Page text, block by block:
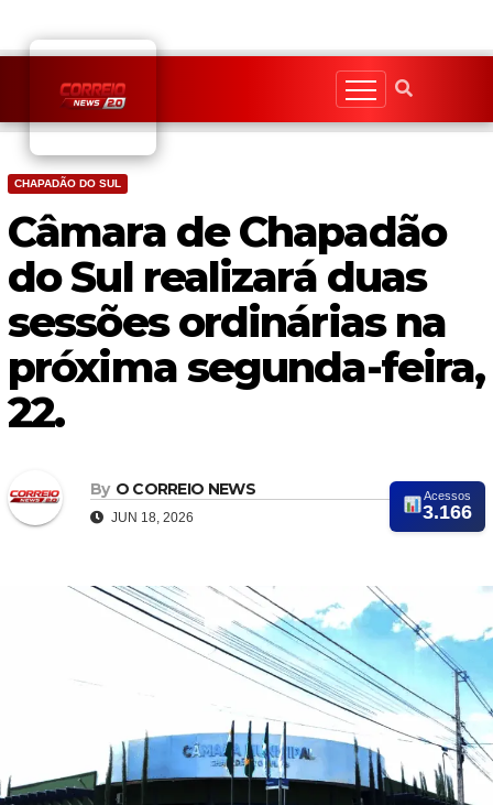
content
CHAPADÃO DO SUL
Câmara de Chapadão
do Sul realizará duas
sessões ordinárias na
próxima segunda-feira,
22.
By O CORREIO NEWS
JUN 18, 2026
Acessos
3.166